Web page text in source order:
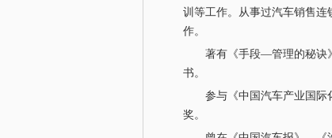
训等工作。从事过汽车销售
作。
著有《手段—管理的秘诀》
书。
参与《中国汽车产业国际化
奖。